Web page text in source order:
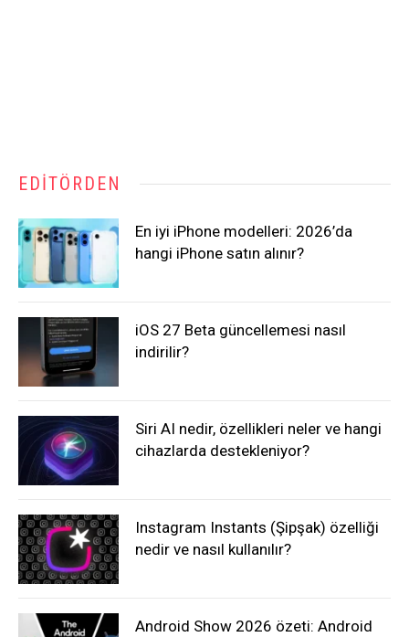
EDITÖRDEN
En iyi iPhone modelleri: 2026’da
hangi iPhone satın alınır?
iOS 27 Beta güncellemesi nasıl
indirilir?
Siri AI nedir, özellikleri neler ve hangi
cihazlarda destekleniyor?
Instagram Instants (Şipşak) özelliği
nedir ve nasıl kullanılır?
Android Show 2026 özeti: Android